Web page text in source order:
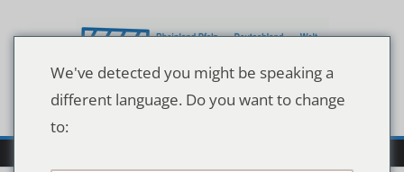
Inhalt
We've detected you might be speaking a
different language. Do you want to change
to: